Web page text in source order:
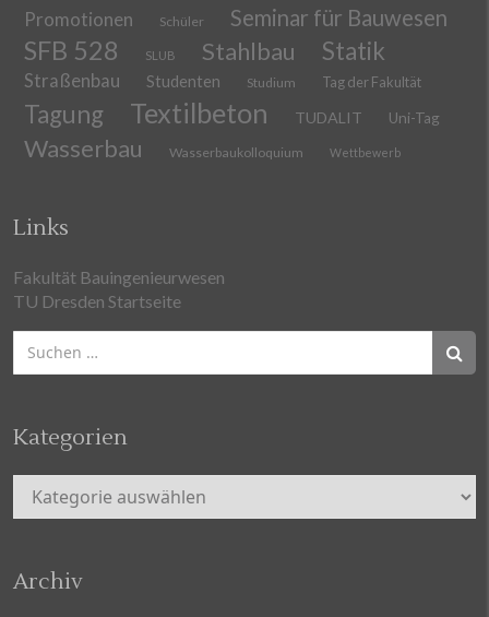
Promotionen Schüler Seminar für Bauwesen
SFB 528 SLUB Stahlbau Statik
Straßenbau Studenten Studium Tag der Fakultät
Tagung Textilbeton TUDALIT Uni-Tag
Wasserbau Wasserbaukolloquium Wettbewerb
Links
Fakultät Bauingenieurwesen
TU Dresden Startseite
Suchen
nach:
Kategorien
Kategorien
Archiv